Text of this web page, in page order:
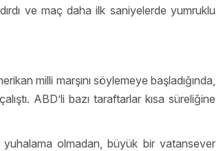
ve maç daha ilk saniyelerde yumruklu
milli marşını söylemeye başladığında,
ABD’li bazı taraftarlar kısa süreliğine
olmadan, büyük bir vatansever